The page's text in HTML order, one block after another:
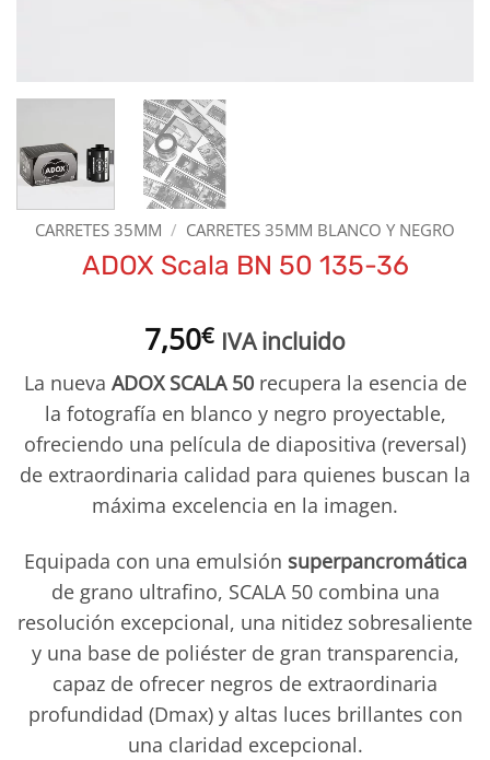
CARRETES 35MM / CARRETES 35MM BLANCO Y NEGRO
ADOX Scala BN 50 135-36
7,50€ IVA incluido
La nueva ADOX SCALA 50recupera la esencia de
la fotografía en blanco y negro proyectable,
ofreciendo una película de diapositiva (reversal)
de extraordinaria calidad para quienes buscan la
máxima excelencia en la imagen.
Equipada con una emulsión superpancromática
de grano ultrafino, SCALA 50 combina una
resolución excepcional, una nitidez sobresaliente
y una base de poliéster de gran transparencia,
capaz de ofrecer negros de extraordinaria
profundidad (Dmax) y altas luces brillantes con
una claridad excepcional.